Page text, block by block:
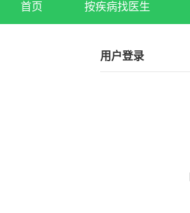
首页 按疾病找医生
用户登录